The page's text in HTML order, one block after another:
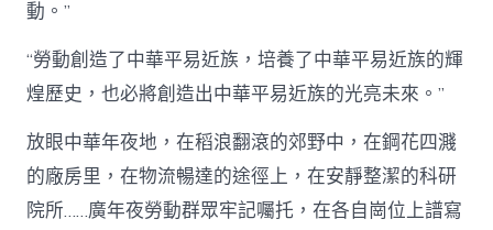
動。”
“勞動創造了中華平易近族，培養了中華平易近族的輝
煌歷史，也必將創造出中華平易近族的光亮未來。”
放眼中華年夜地，在稻浪翻滾的郊野中，在鋼花四濺
的廠房里，在物流暢達的途徑上，在安靜整潔的科研
院所……廣年夜勞動群眾牢記囑托，在各自崗位上譜寫